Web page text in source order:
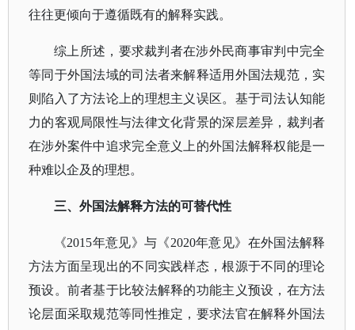
往往更倾向于遵循既有的解释实践。
综上所述，要求裁判者在涉外民商事审判中完全
等同于外国法域的司法者来解释适用外国法规范，实
则陷入了方法论上的理想主义误区。基于司法认知能
力的客观局限性与法律文化背景的深层差异，裁判者
在涉外案件中追求完全意义上的外国法解释权能是一
种难以企及的理想。
三、外国法解释方法的可替代性
《2015年意见》与《2020年意见》在外国法解释
方法方面呈现出的不同实践样态，根源于不同的理论
预设。前者基于比较法解释的功能主义预设，在方法
论层面采取规范等同性推定，要求法官在解释外国法